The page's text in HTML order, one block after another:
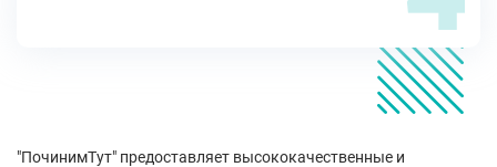
"ПочинимТут" предоставляет высококачественные и